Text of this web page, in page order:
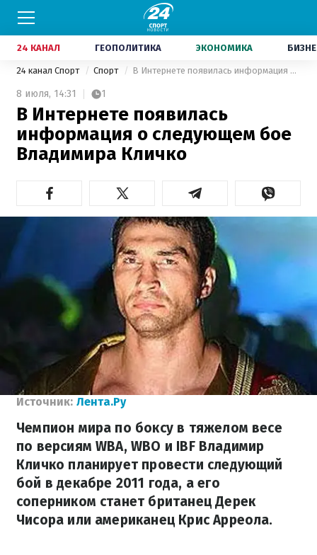
24 КАНАЛ ГЕОПОЛИТИКА ЭКОНОМИКА
24 канал Спорт Спорт В Интернете появилась информация о следующем бое Владимира Кличко
8 июля, 14:31 1
В Интернете появилась
информация о следующем бое
Владимира Кличко
Источник: Лента.Ру
Чемпион мира по боксу в тяжелом весе
по версиям WBA, WBO и IBF Владимир
Кличко планирует провести следующий
бой в декабре 2011 года, а его
соперником станет британец Дерек
Чисора или американец Крис Арреола.